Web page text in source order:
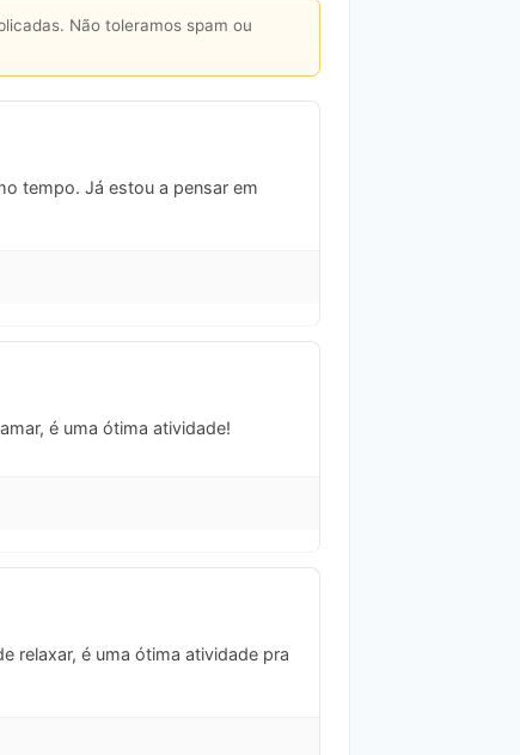
Não toleramos spam ou
tempo. Já estou a pensar em
é uma ótima atividade!
relaxar, é uma ótima atividade pra